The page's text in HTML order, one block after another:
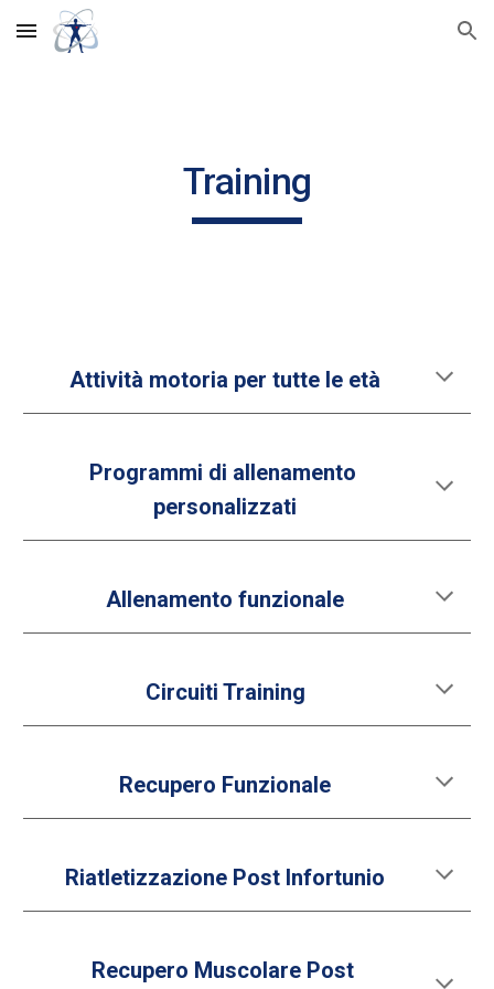
Skip to main content Skip to navigation
Training
Attività motoria per tutte le età
Programmi di allenamento
personalizzati
Allenamento funzionale
Circuiti Training
Recupero Funzionale
Riatletizzazione Post Infortunio
Recupero Muscolare Post